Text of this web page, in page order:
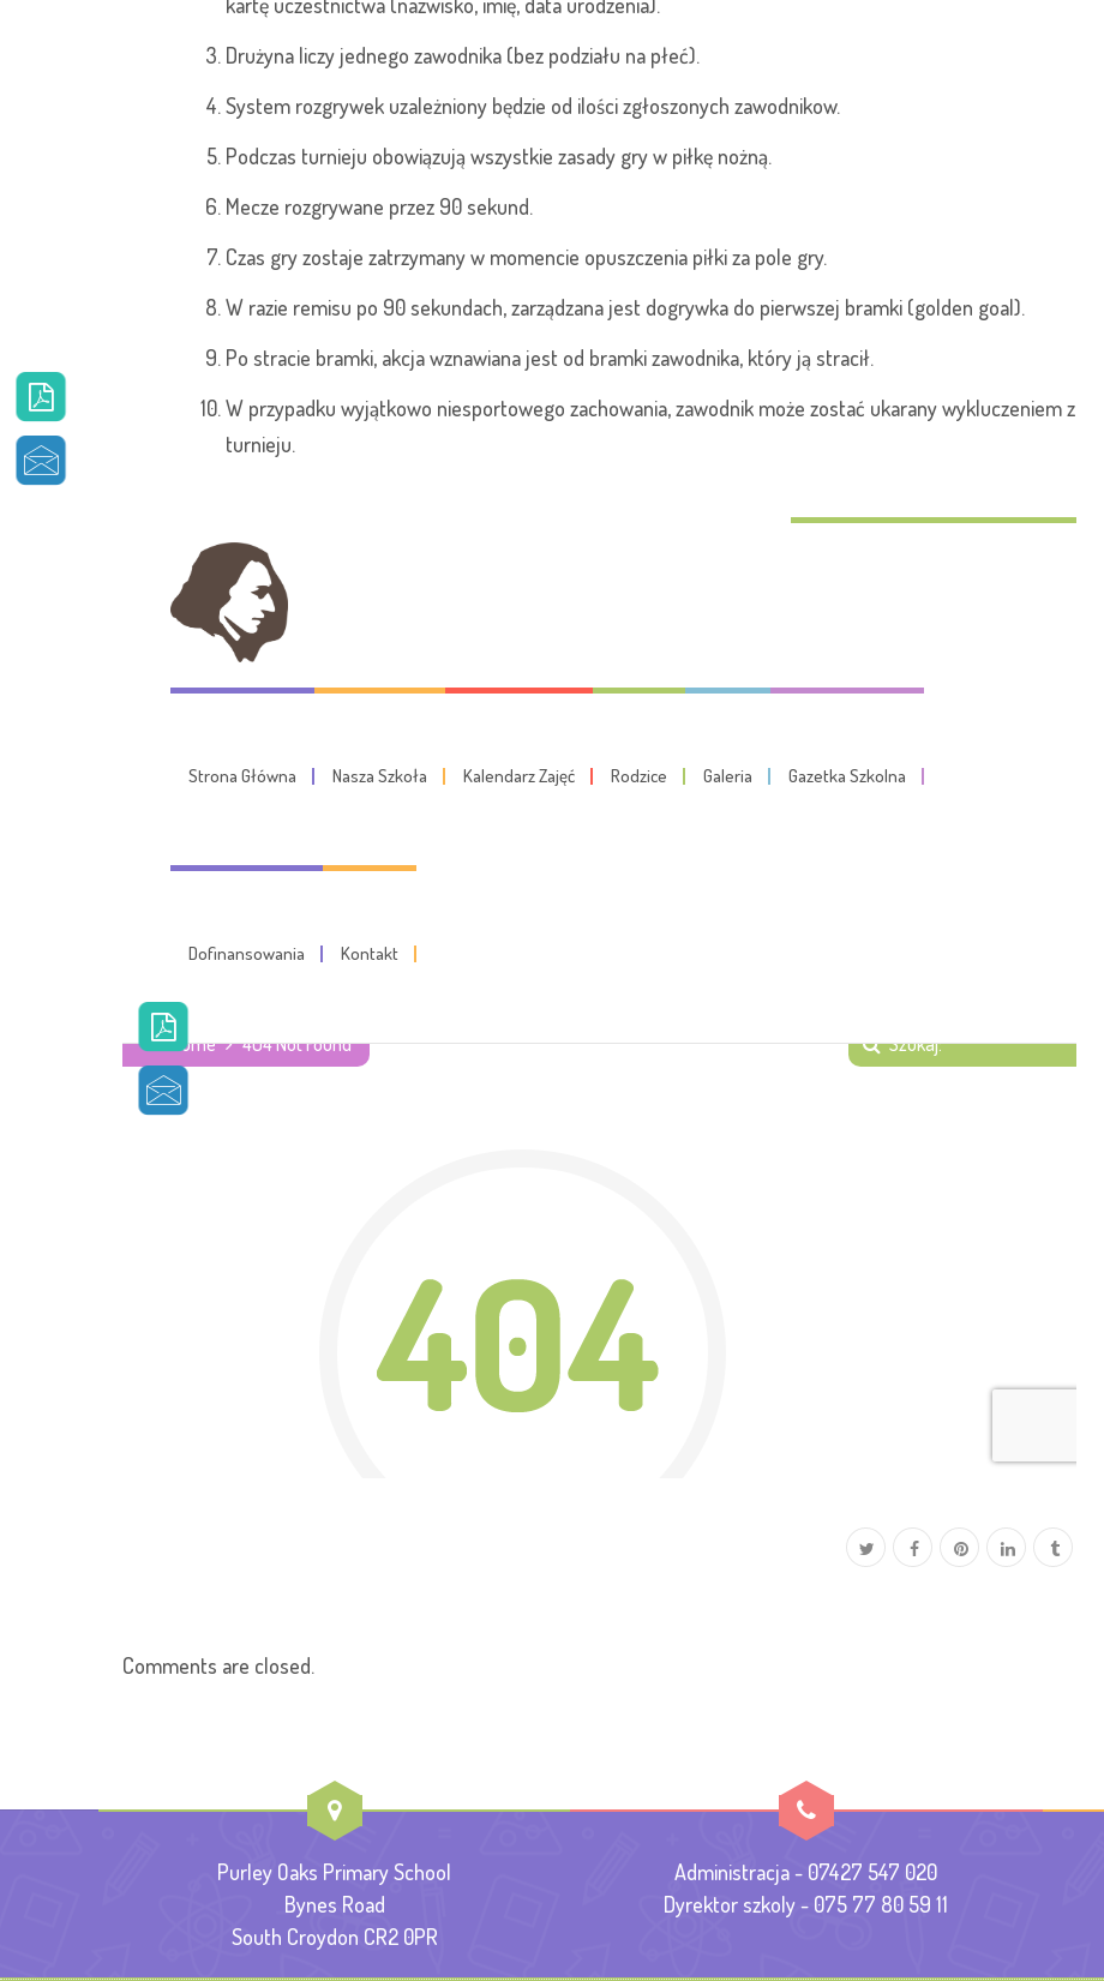
Drużyna liczy jednego zawodnika (bez podziału na płeć).
System rozgrywek uzależniony będzie od ilości zgłoszonych zawodnikow.
Podczas turnieju obowiązują wszystkie zasady gry w piłkę nożną.
Mecze rozgrywane przez 90 sekund.
Czas gry zostaje zatrzymany w momencie opuszczenia piłki za pole gry.
W razie remisu po 90 sekundach, zarządzana jest dogrywka do pierwszej bramki (golden goal).
Po stracie bramki, akcja wznawiana jest od bramki zawodnika, który ją stracił.
W przypadku wyjątkowo niesportowego zachowania, zawodnik może zostać ukarany wykluczeniem z
turnieju.
Comments are closed.
Purley Oaks Primary School
Bynes Road
South Croydon CR2 0PR
Administracja - 07427 547 020
Dyrektor szkoly - 075 77 80 59 11